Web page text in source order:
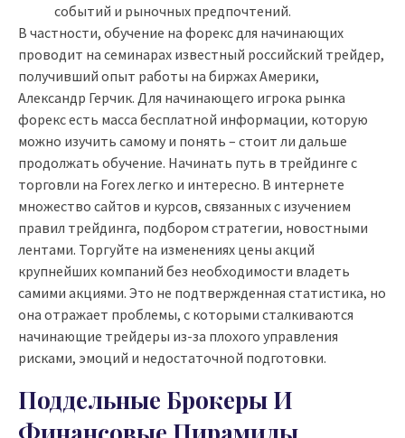
событий и рыночных предпочтений.
В частности, обучение на форекс для начинающих
проводит на семинарах известный российский трейдер,
получивший опыт работы на биржах Америки,
Александр Герчик. Для начинающего игрока рынка
форекс есть масса бесплатной информации, которую
можно изучить самому и понять – стоит ли дальше
продолжать обучение. Начинать путь в трейдинге с
торговли на Forex легко и интересно. В интернете
множество сайтов и курсов, связанных с изучением
правил трейдинга, подбором стратегии, новостными
лентами. Торгуйте на изменениях цены акций
крупнейших компаний без необходимости владеть
самими акциями. Это не подтвержденная статистика, но
она отражает проблемы, с которыми сталкиваются
начинающие трейдеры из-за плохого управления
рисками, эмоций и недостаточной подготовки.
Поддельные Брокеры И